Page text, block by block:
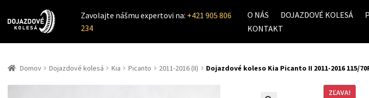
Zavolajte nášmu expertovi na: +421 905 806
234
O NÁS DOJAZDOVÉ KOLESÁ
KONTAKT
Domov Dojazdové kolesá Kia Picanto 2011-2016 (II) Dojazdové koleso Kia Picanto II 2011-2016 115/
ZĽAVA!